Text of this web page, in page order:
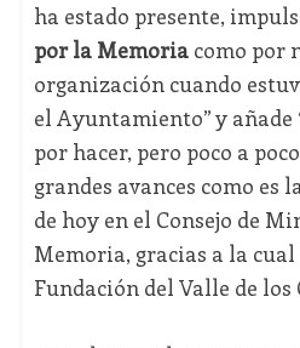
ha estado presente,
por la Memoriacomo por
organización cuando
el Ayuntamiento” y añade
por hacer, pero poco a
grandes avances como es
de hoy en el Consejo de
Memoria, gracias a la
Fundación del Valle de los